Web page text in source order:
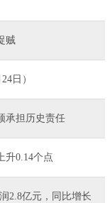
贼
日）
承担历史责任
升0.14个点
2.8亿元，同比增长